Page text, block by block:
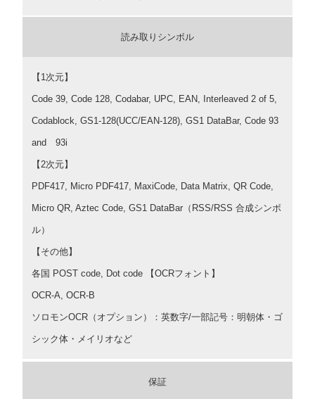
読み取りシンボル
【1次元】
Code 39, Code 128, Codabar, UPC, EAN, Interleaved 2 of 5,
Codablock, GS1-128(UCC/EAN-128), GS1 DataBar, Code 93
and 93i
【2次元】
PDF417, Micro PDF417, MaxiCode, Data Matrix, QR Code,
Micro QR, Aztec Code, GS1 DataBar（RSS/RSS 合成シンボ
ル）
【その他】
各国 POST code, Dot code 【OCRフォント】
OCR-A, OCR-B
ソロモンOCR（オプション）：英数字/一部記号：明朝体・ゴ
シック体・メイリオなど
保証